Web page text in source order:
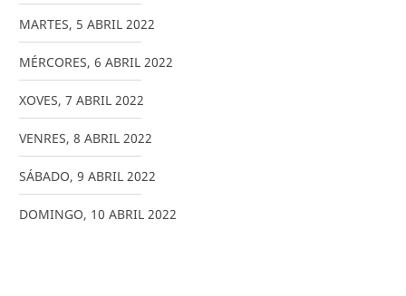
MARTES, 5 ABRIL 2022
MÉRCORES, 6 ABRIL 2022
XOVES, 7 ABRIL 2022
VENRES, 8 ABRIL 2022
SÁBADO, 9 ABRIL 2022
DOMINGO, 10 ABRIL 2022